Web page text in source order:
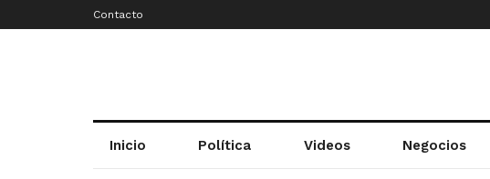
Contacto
Inicio Política Videos Negocios